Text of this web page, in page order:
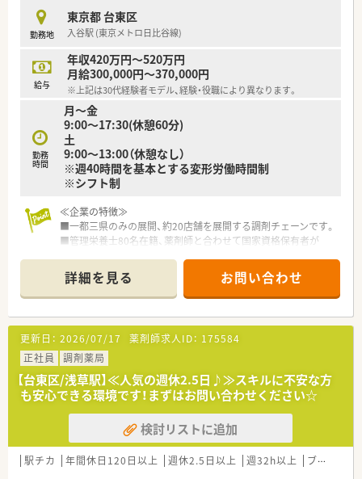
■休日は木・日・土曜日午後の週休2.5日と日・土曜日午後の週休
1.5日が交互にくる形態です！
メリハリのある働き方ができます。
■薬局内にはお子様の待合スペースもあり、患者様の層に合わせ
て配慮をしている雰囲気の良い薬局です。
≪こんな方にオススメ≫
■在宅業務に興味がある方！
（近場の方なので車の運転は必要ありません）
■地域に根付き、腰を据えて働きたい方
勤務地
東京都 台東区
入谷駅 (東京メトロ日比谷線)
給与
年収420万円～520万円
月給300,000円～370,000円
※上記は30代経験者モデル、経験・役職により異なります。
勤務
時間
月～金
9:00～17:30(休憩60分)
土
9:00～13:00（休憩なし）
※週40時間を基本とする変形労働時間制
※シフト制
≪企業の特徴≫
■一都三県のみの展開、約20店舗を展開する調剤チェーンです。
■管理栄養士80名在籍、薬剤師と合わせて国家資格保有者が
■何よりも教育が売りの会社！
月1回×8項目のペースで勉強会を開催。自由参加で、知識を深め
たい研修を選択できます。海外研修に手をあげることも可能。
■年間10万円まで、教育研修費用を会社が負担します！
■有給消化は、年10日以上消化が平均！お休みもきちんととれる
会社です。
■栄養活動実績、日本一！栄養相談件数、年間8000件越え。
■薬剤師国保ですが、出産については協会けんぽ同様の手当を会
社が支給。
■アロマテラピー実施率100％！全店舗でアロマ・ハーブによる
癒しの空間を提供しています。
■全店舗で在宅訪問を実施しています。在宅特化型薬局が2店舗
あり、個人宅・高齢者施設700名ほど担当させて頂いています。
≪こんな薬局です！≫
詳細を見る お問い合わせ
更新日： 2026/07/17 薬剤師求人ID： 175584
正社員
調剤薬局
【台東区/浅草駅】≪人気の週休2.5日♪≫スキルに不安な方
も安心できる環境です！まずはお問い合わせください☆
検討リストに追加
駅チカ 年間休日120日以上 週休2.5日以上 週32h以上 ブランク可